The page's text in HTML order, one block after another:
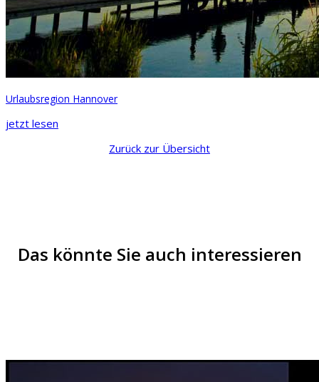
Urlaubsregion Hannover
jetzt lesen
Zurück zur Übersicht
Das könnte Sie auch interessieren